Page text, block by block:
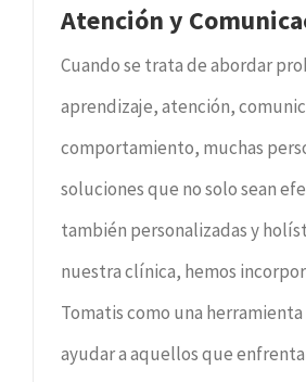
Atención y
Cuando se trata de abordar
aprendizaje, atención,
comportamiento, muchas
soluciones que no solo sean
también personalizadas y
nuestra clínica, hemos
Tomatis como una
ayudar a aquellos que